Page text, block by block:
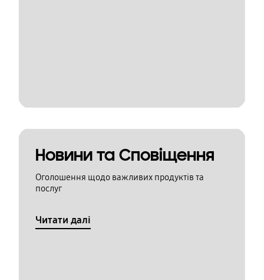
Новини та Сповіщення
Оголошення щодо важливих продуктів та
послуг
Читати далі